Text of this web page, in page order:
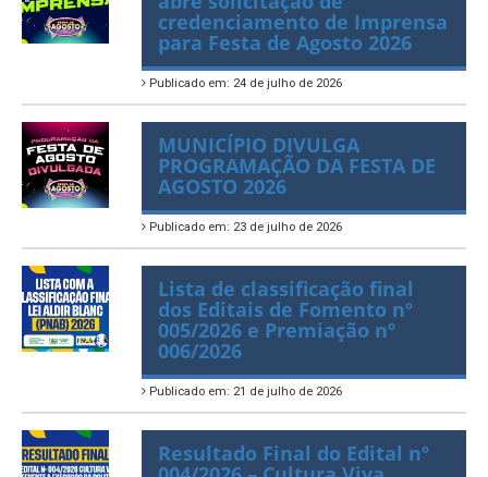
Secretaria de Comunicação
abre solicitação de
credenciamento de Imprensa
para Festa de Agosto 2026
MUNICÍPIO DIVULGA
PROGRAMAÇÃO DA FESTA DE
AGOSTO 2026
Lista de classificação final
dos Editais de Fomento nº
005/2026 e Premiação nº
006/2026